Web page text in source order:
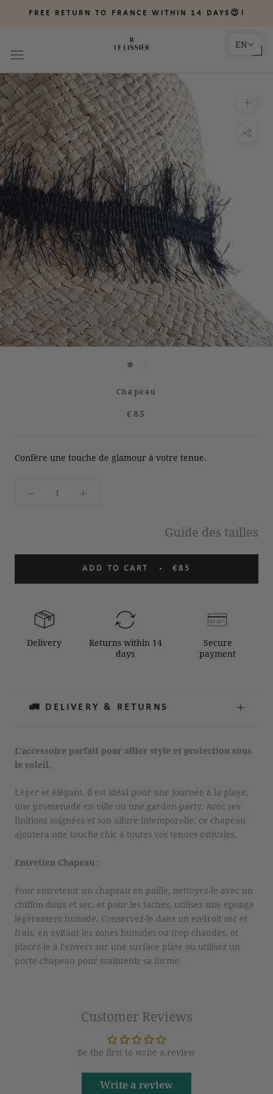
FREE RETURN TO FRANCE WITHIN 14 DAYS😍!
Chapeau
€85
Confère une touche de glamour à votre tenue.
Guide des tailles
ADD TO CART €85
Delivery
Returns within 14
days
Secure
payment
🚛 DELIVERY & RETURNS
L'accessoire parfait pour allier style et protection sous
le soleil.
Léger et élégant, il est idéal pour une journée à la plage,
une promenade en ville ou une garden-party. Avec ses
finitions soignées et son allure intemporelle, ce chapeau
ajoutera une touche chic à toutes vos tenues estivales.
Entretien Chapeau :
Pour entretenir un chapeau en paille, nettoyez-le avec un
chiffon doux et sec, et pour les taches, utilisez une éponge
légèrement humide. Conservez-le dans un endroit sec et
frais, en évitant les zones humides ou trop chaudes, et
placez-le à l'envers sur une surface plate ou utilisez un
porte-chapeau pour maintenir sa forme.
Customer Reviews
Be the first to write a review
Write a review
EN